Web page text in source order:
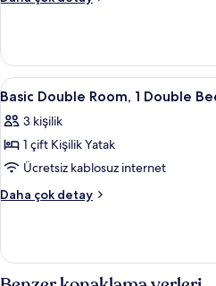
Yatak
için
tüm
fotoğrafları
görün
Oda,
Çift
Yatak
hakkında
daha
fazla
detay
Basic
Double
Room,
1
Double
Bed
fotoğrafları
4
Basic Double Room, 1 Double
3 kişilik
1 çift Kişilik Yatak
Ücretsiz kablosuz internet
Daha çok detay
Basic
Double
Bed